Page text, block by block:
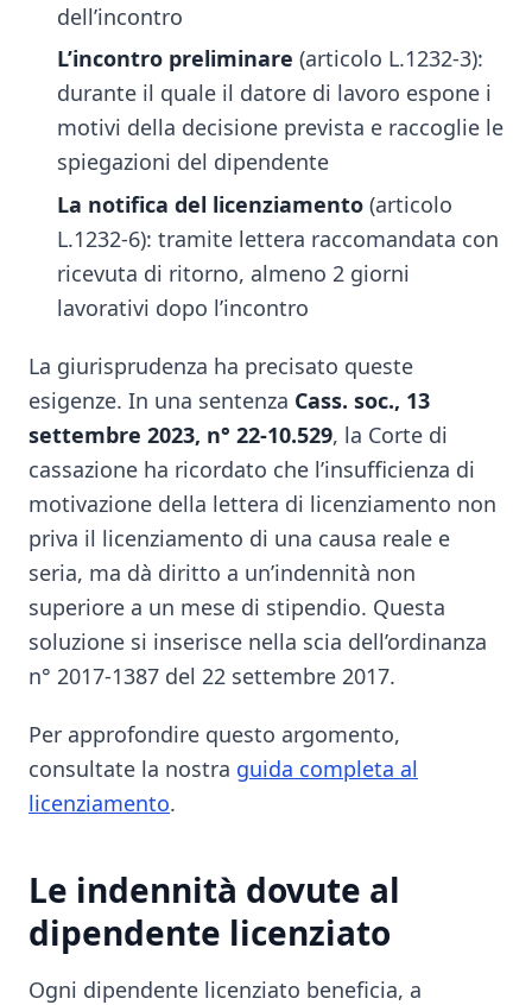
dell’incontro
L’incontro preliminare (articolo L.1232-3):
durante il quale il datore di lavoro espone i
motivi della decisione prevista e raccoglie le
spiegazioni del dipendente
La notifica del licenziamento (articolo
L.1232-6): tramite lettera raccomandata con
ricevuta di ritorno, almeno 2 giorni
lavorativi dopo l’incontro
La giurisprudenza ha precisato queste
esigenze. In una sentenza Cass. soc., 13
settembre 2023, n° 22-10.529, la Corte di
cassazione ha ricordato che l’insufficienza di
motivazione della lettera di licenziamento non
priva il licenziamento di una causa reale e
seria, ma dà diritto a un’indennità non
superiore a un mese di stipendio. Questa
soluzione si inserisce nella scia dell’ordinanza
n° 2017-1387 del 22 settembre 2017.
Per approfondire questo argomento,
consultate la nostra guida completa al
licenziamento.
Le indennità dovute al
dipendente licenziato
Ogni dipendente licenziato beneficia, a